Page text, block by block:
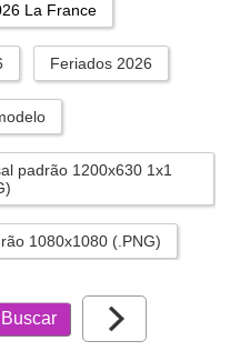
La France
Feriados 2026
padrão 1200x630 1x1
1080x1080 (.PNG)